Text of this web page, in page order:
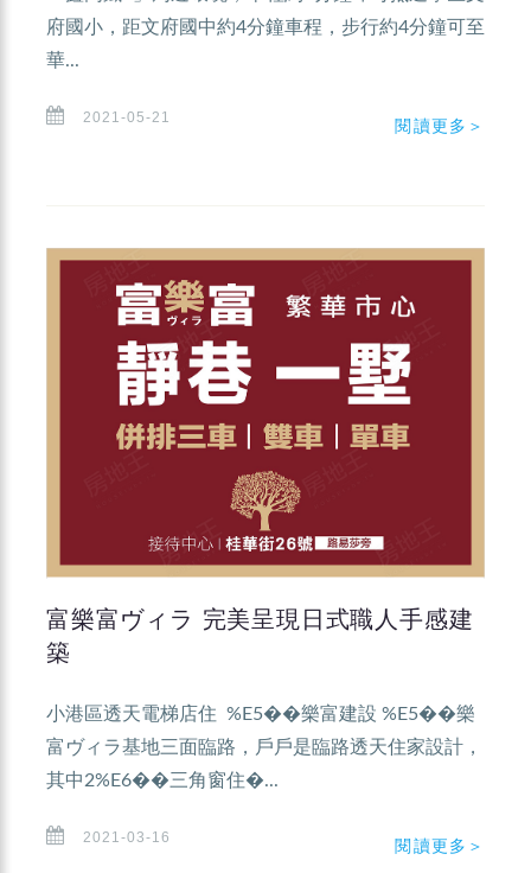
府國小，距文府國中約4分鐘車程，步行約4分鐘可至
華...
2021-05-21 閱讀更多＞
富樂富ヴィラ 完美呈現日式職人手感建
築
小港區透天電梯店住 %E5��樂富建設 %E5��樂
富ヴィラ基地三面臨路，戶戶是臨路透天住家設計，
其中2%E6��三角窗住�...
2021-03-16 閱讀更多＞